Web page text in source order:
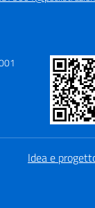
Idea e